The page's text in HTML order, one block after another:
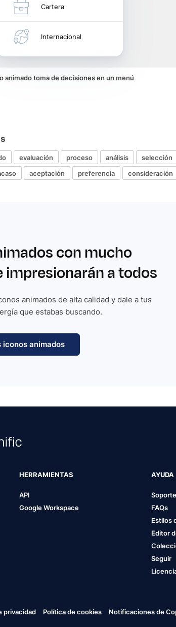
Cartera
Internacional
animado toma de decisiones en un menú
evaluación proceso análisis selección
aceptación preferencia consideración
con mucho
impresionarán a todos
animados de alta calidad y dale a tus
que estabas buscando.
iconos animados
HERRAMIENTAS
API
Google Workspace
AYUDA
Soporte
FAQs
Estilos
Editor
Seguir
privacidad Política de cookies Notificaciones de